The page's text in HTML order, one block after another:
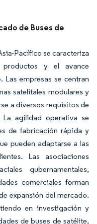
de Buses de
Pacífico se caracteriza
y el avance
empresas se centran
satelitales modulares y
a diversos requisitos de
agilidad operativa se
de fabricación rápida y
pueden adaptarse a las
Las asociaciones
gubernamentales,
comerciales forman
expansión del mercado.
en investigación y
de buses de satélite,